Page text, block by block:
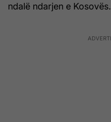
ndalë ndarjen e Kosovës.